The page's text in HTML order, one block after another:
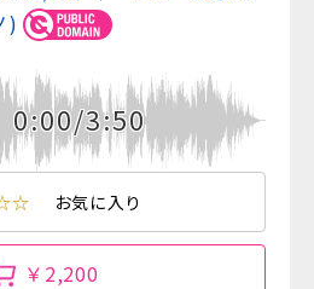
)
0:00/3:50
お気に入り
￥2,200